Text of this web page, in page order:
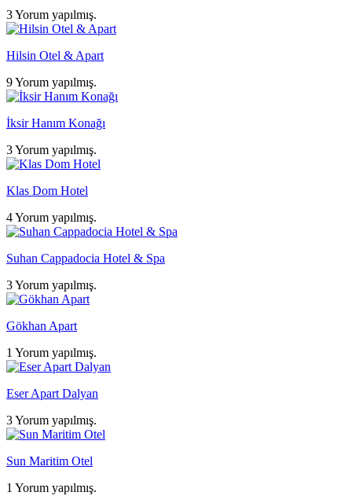
3 Yorum yapılmış.
Hilsin Otel & Apart
9 Yorum yapılmış.
İksir Hanım Konağı
3 Yorum yapılmış.
Klas Dom Hotel
4 Yorum yapılmış.
Suhan Cappadocia Hotel & Spa
3 Yorum yapılmış.
Gökhan Apart
1 Yorum yapılmış.
Eser Apart Dalyan
3 Yorum yapılmış.
Sun Maritim Otel
1 Yorum yapılmış.